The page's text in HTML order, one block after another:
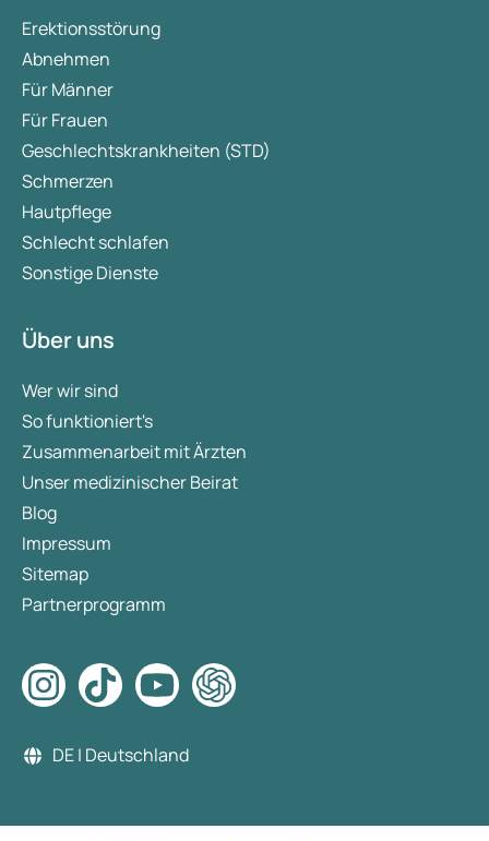
Erektionsstörung
Abnehmen
Für Männer
Für Frauen
Geschlechtskrankheiten (STD)
Schmerzen
Hautpflege
Schlecht schlafen
Sonstige Dienste
Über uns
Wer wir sind
So funktioniert's
Zusammenarbeit mit Ärzten
Unser medizinischer Beirat
Blog
Impressum
Sitemap
Partnerprogramm
DE | Deutschland